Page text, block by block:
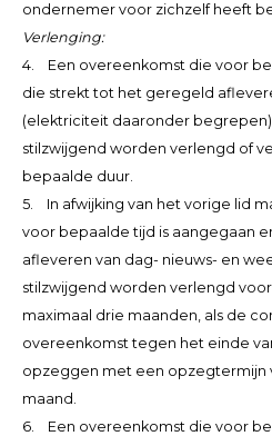
ondernemer voor zichzelf heeft
Verlenging:
4. Een overeenkomst die voor
die strekt tot het geregeld
(elektriciteit daaronder
stilzwijgend worden verlengd of
bepaalde duur.
5. In afwijking van het vorige lid
voor bepaalde tijd is aangegaan
afleveren van dag- nieuws- en
stilzwijgend worden verlengd
maximaal drie maanden, als de
overeenkomst tegen het einde
opzeggen met een opzegtermijn
maand.
6. Een overeenkomst die voor